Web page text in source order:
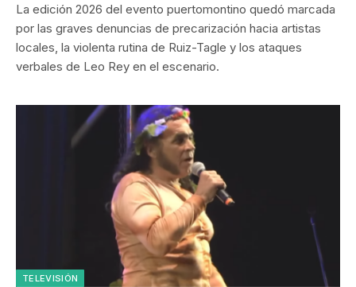
La edición 2026 del evento puertomontino quedó marcada
por las graves denuncias de precarización hacia artistas
locales, la violenta rutina de Ruiz-Tagle y los ataques
verbales de Leo Rey en el escenario.
TELEVISIÓN